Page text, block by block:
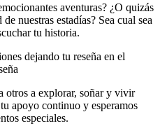
aventuras? ¿O quizás
nuestras estadías? Sea cual sea
tu historia.
dejando tu reseña en el
otros a explorar, soñar y vivir
apoyo continuo y esperamos
especiales.